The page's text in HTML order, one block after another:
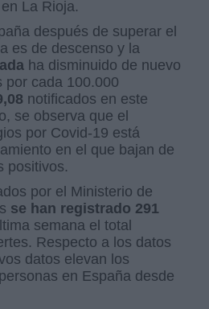
La Rioja.
después de superar el
es de descenso y la
ha disminuido de nuevo
por cada 100.000
notificados en este
se observa que el
por Covid-19 está
en el que bajan de
positivos.
por el Ministerio de
se han registrado 291
semana el total
Respecto a los datos
datos elevan los
en España desde